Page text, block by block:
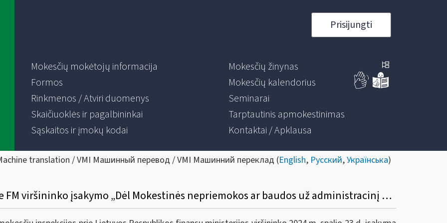
Prisijungti
Mokesčių mokėtojų informacija
Formos
Rinkmenos / Atviri duomenys
Skaičiuoklės ir pagalbininkai
Sąskaitos ir įmokų kodai
Mokesčių žinynas
Mokesčių kalendorius
Seminarai
Tarptautinis apmokestinimas
Kontaktai / Apklausa
translation / VMI Машинный перевод / VMI Машинний переклад (English, Русский,Українська)
Informacinis pranešimas „Dėl VMI prie FM viršininko įsakymo „Dėl Mokestinės nepriemokos ar baudos už administracinį nusižengimą mokėjimo atidėjimo ir (ar) išdėstymo taisyklių ir formų patvirtinimo“